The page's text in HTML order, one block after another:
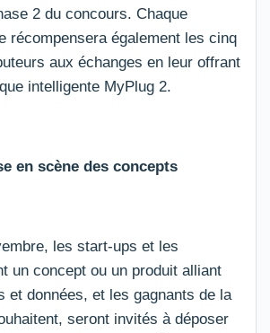
2 du concours. Chaque
récompensera également les cinq
aux échanges en leur offrant
intelligente MyPlug 2.
en scène des concepts
les start-ups et les
un concept ou un produit alliant
et données, et les gagnants de la
seront invités à déposer